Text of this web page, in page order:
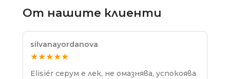
От нашите клиенти
silvanayordanova
★★★★★
Elisiér серум е лек, не омазнява, успокоява